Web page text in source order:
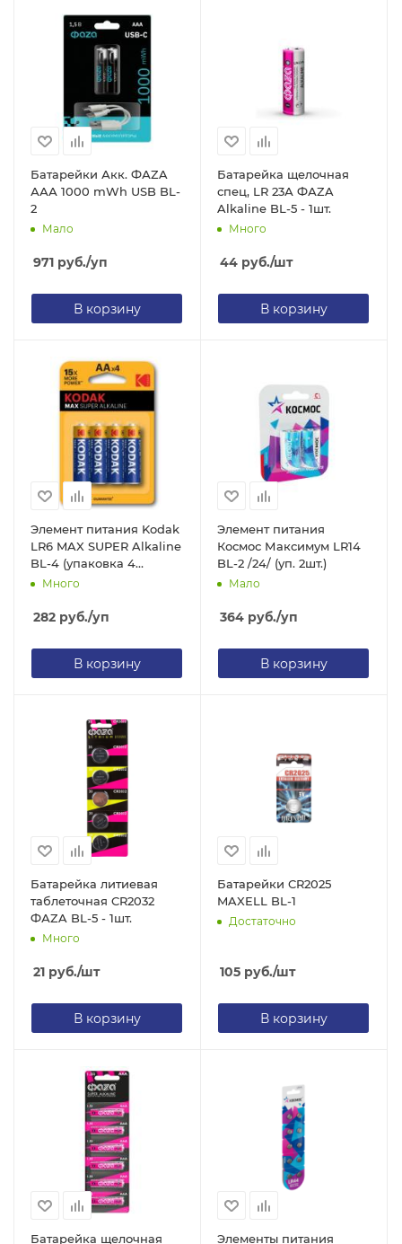
Батарейки Акк. ФАZA
ААА 1000 mWh USB BL-
2
Мало
971 руб./уп
В корзину
Батарейка щелочная
спец, LR 23А ФАZA
Alkaline BL-5 - 1шт.
Много
44 руб./шт
В корзину
Элемент питания Kodak
LR6 MAX SUPER Alkaline
BL-4 (упаковка 4
батарейки)
Много
282 руб./уп
В корзину
Элемент питания
Космос Максимум LR14
BL-2 /24/ (уп. 2шт.)
Мало
364 руб./уп
В корзину
Батарейка литиевая
таблеточная CR2032
ФАZA BL-5 - 1шт.
Много
21 руб./шт
В корзину
Батарейки CR2025
MAXELL BL-1
Достаточно
105 руб./шт
В корзину
Батарейка щелочная
Элементы питания